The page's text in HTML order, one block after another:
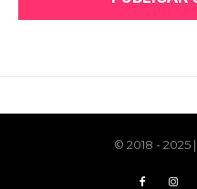
© 2018 - 2025